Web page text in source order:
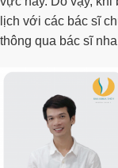
lịch với các bác sĩ
thông qua bác sĩ